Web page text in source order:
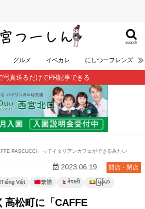
search
グルメ イベカレ にしつーフレンズ
写真送るだけでPR記事できる
PASCUCCI」ってイタリアンカフェができるみたい
開店・閉店
2023.06.19
Tiếng Việt 繁體 नेपाली မြန်မာ
高松町に「CAFFE